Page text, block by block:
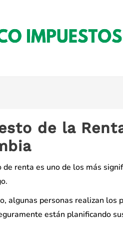
de la
de renta es uno de los más
algunas personas realizan los
están planificando